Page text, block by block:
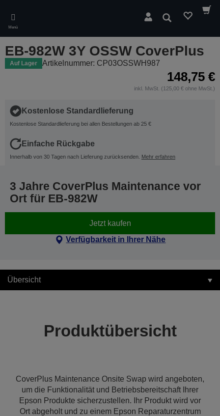
main
content
Menü
Suchen
EB-982W 3Y OSSW CoverPlus
Auf Lager Artikelnummer: CP03OSSWH987
148,75 €
inkl. MwSt. (125,00 € ohne MwSt.)
Kostenlose Standardlieferung
Kostenlose Standardlieferung bei allen Bestellungen ab 25 €
Einfache Rückgabe
Innerhalb von 30 Tagen nach Lieferung zurücksenden. Mehr erfahren
3 Jahre CoverPlus Maintenance vor
Ort für EB-982W
Jetzt kaufen
Verfügbarkeit in Ihrer Nähe
Übersicht
Produktübersicht
CoverPlus Maintenance Onsite Swap wird angeboten,
um die Funktionalität und Betriebsbereitschaft Ihrer
Epson Produkte sicherzustellen. Ihr Produkt wird vor
Ort abgeholt und zu einem Epson Reparaturzentrum